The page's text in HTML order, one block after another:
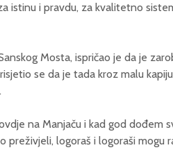
istinu i pravdu, za kvalitetno
Mosta, ispričao je da je
se da je tada kroz malu
na Manjaču i kad god dođem
preživjeli, logoraš i logoraši mogu